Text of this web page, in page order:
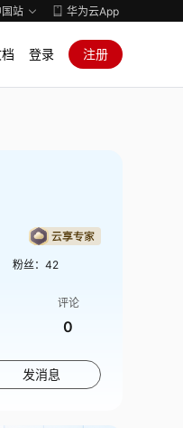
国站 华为云App
登录 注册
粉丝： 42
评论
0
发消息